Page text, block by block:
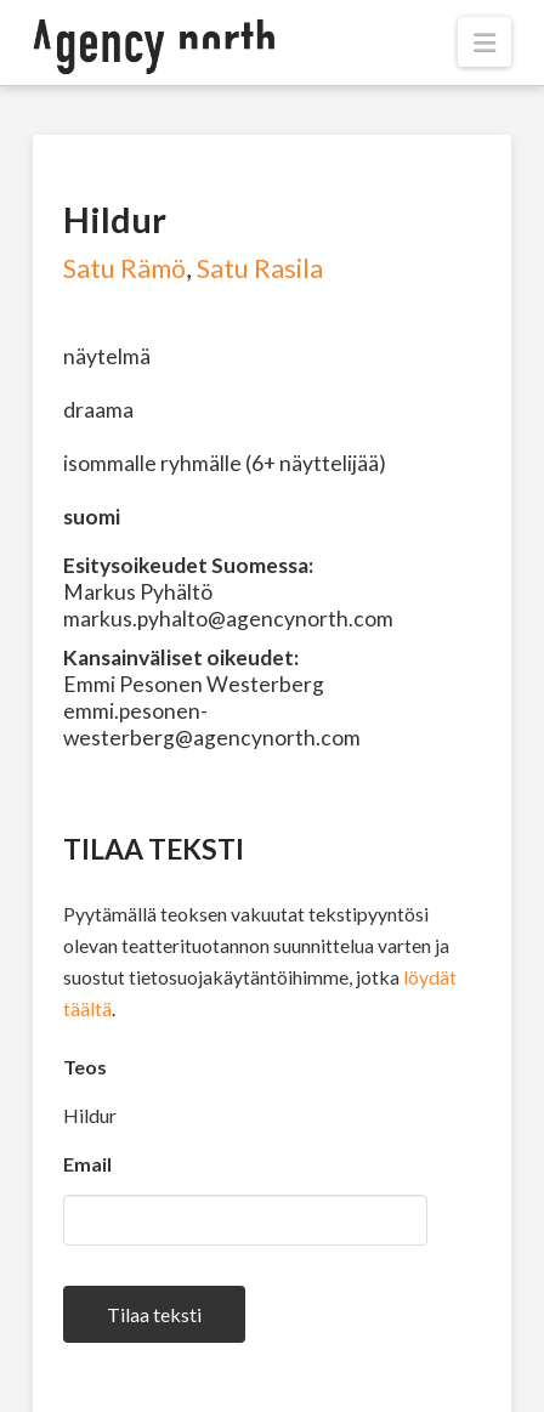
Hildur
Satu Rämö,Satu Rasila
näytelmä
draama
isommalle ryhmälle (6+ näyttelijää)
suomi
Esitysoikeudet Suomessa:
Markus Pyhältö
markus.pyhalto@agencynorth.com
Kansainväliset oikeudet:
Emmi Pesonen Westerberg
emmi.pesonen-
westerberg@agencynorth.com
TILAA TEKSTI
Pyytämällä teoksen vakuutat tekstipyyntösi
olevan teatterituotannon suunnittelua varten ja
suostut tietosuojakäytäntöihimme, jotka löydät
täältä.
Teos
Hildur
Email
Tilaa teksti